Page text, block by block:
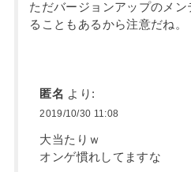
ただバージョンアップのメ
ることもあるから注意だね。
匿名 より:
2019/10/30 11:08
大当たりｗ
オンゲ慣れしてますな